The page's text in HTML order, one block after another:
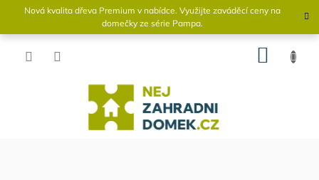
obsah
Nová kvalita dřeva Premium v ​​nabídce. Využijte zaváděcí ceny na
domečky ze série Pampa.